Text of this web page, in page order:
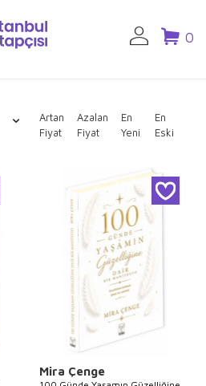
0
Artan
Fiyat
Azalan
Fiyat
En
Yeni
En
Eski
Mira Çenge